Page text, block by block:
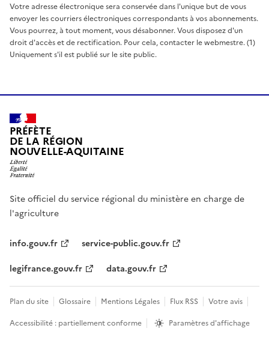
Votre adresse électronique sera conservée dans l'unique but de vous
envoyer les courriers électroniques correspondants à vos abonnements.
Vous pourrez, à tout moment, vous désabonner. Vous disposez d'un
droit d'accès et de rectification. Pour cela, contacter le webmestre. (1)
Uniquement s'il est publié sur le site public.
PRÉFÈTE
DE LA RÉGION
NOUVELLE-AQUITAINE
Site officiel du service régional du ministère en charge de
l'agriculture
info.gouv.fr
service-public.gouv.fr
legifrance.gouv.fr
data.gouv.fr
Plan du site Glossaire Mentions Légales Flux RSS
Votre avis
Accessibilité : partiellement conforme
Paramètres d'affichage